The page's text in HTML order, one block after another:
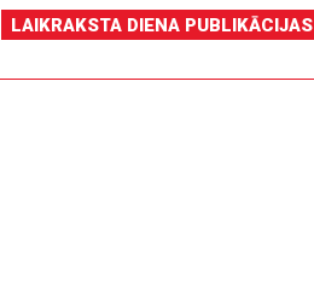
LAIKRAKSTA DIENA PUBLIKĀCIJAS